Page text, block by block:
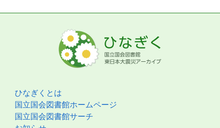
ひなぎくとは
国立国会図書館ホームページ
国立国会図書館サーチ